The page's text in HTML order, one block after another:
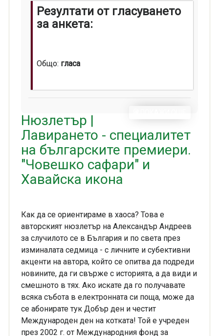
Резултати от гласуването
за анкета:
Общо: гласа
Нюзлетър |
Лавирането - специалитет
на българските премиери.
"Човешко сафари" и
Хавайска икона
Как да се ориентираме в хаоса? Това е
авторският нюзлетър на Александър Андреев
за случилото се в България и по света през
изминалата седмица - с личните и субективни
акценти на автора, който се опитва да подреди
новините, да ги свърже с историята, а да види и
смешното в тях. Ако искате да го получавате
всяка събота в електронната си поща, може да
се абонирате тук Добър ден и честит
Международен ден на котката! Той е учреден
през 2002 г. от Международния фонд за